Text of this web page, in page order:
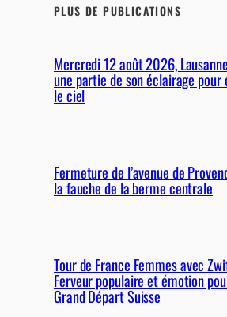
PLUS DE PUBLICATIONS
Mercredi 12 août 2026,
une partie de son éclairage pour
le ciel
Fermeture de l’avenue de
la fauche de la berme centrale
Tour de France Femmes avec
Ferveur populaire et émotion
Grand Départ Suisse